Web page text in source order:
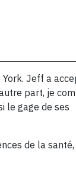
Jeff a
part, je
le gage de ses
de la